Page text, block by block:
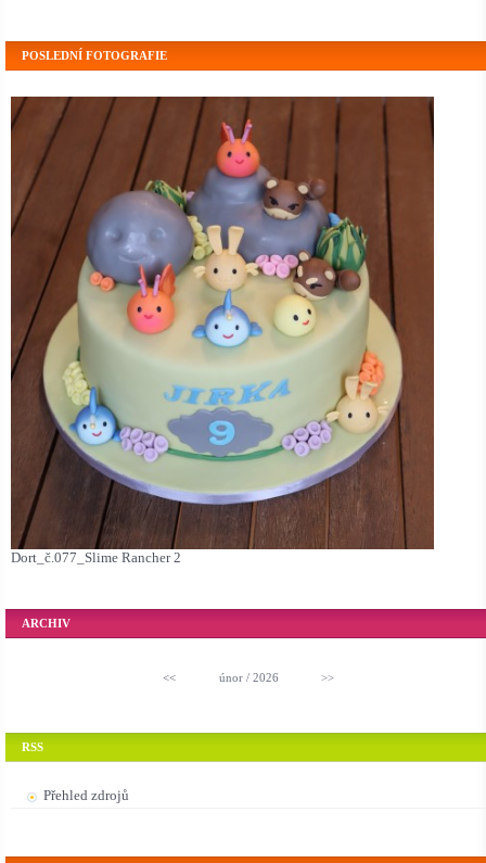
POSLEDNÍ FOTOGRAFIE
Dort_č.077_Slime Rancher 2
ARCHIV
<< únor / 2026 >>
RSS
Přehled zdrojů